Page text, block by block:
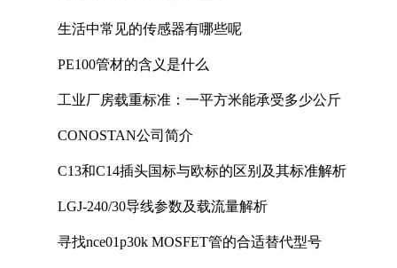
生活中常见的传感器有哪些呢
PE100管材的含义是什么
工业厂房载重标准：一平方米能承受多少公斤
CONOSTAN公司简介
C13和C14插头国标与欧标的区别及其标准解析
LGJ-240/30导线参数及载流量解析
寻找nce01p30k MOSFET管的合适替代型号